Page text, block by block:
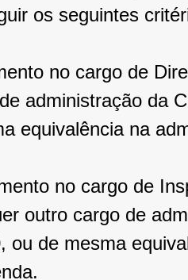
os seguintes
no cargo de
administração da
equivalência na
no cargo de
outro cargo de
ou de mesma